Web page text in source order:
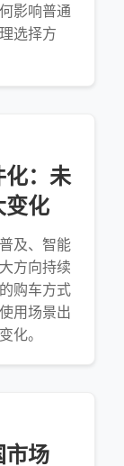
影响普通
选择方
化：未
变化
及、智能
方向持续
购车方式
用场景出
化。
市场